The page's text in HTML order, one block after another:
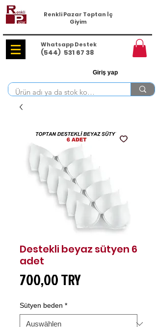
Renkli Pazar Toptan İç
Giyim
Whatsapp Destek
(544) 531 67 38
Giriş yap
Destekli beyaz sütyen 6
adet
700,00 TRYPreis
Sütyen beden *